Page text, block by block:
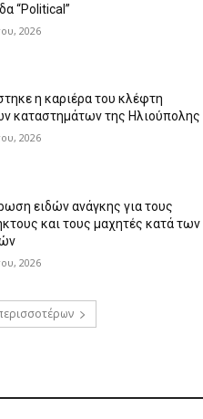
“Political”
2026
η καριέρα του κλέφτη
καταστημάτων της Ηλιούπολης
2026
ειδών ανάγκης για τους
και τους μαχητές κατά των
2026